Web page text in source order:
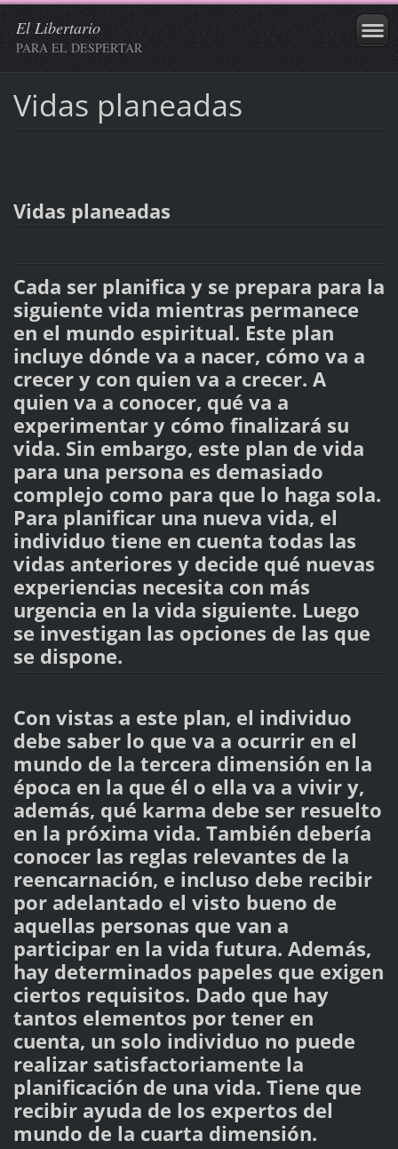
El Libertario
PARA EL DESPERTAR
Vidas planeadas
Vidas planeadas
Cada ser planifica y se prepara para la
siguiente vida mientras permanece
en el mundo espiritual. Este plan
incluye dónde va a nacer, cómo va a
crecer y con quien va a crecer. A
quien va a conocer, qué va a
experimentar y cómo finalizará su
vida. Sin embargo, este plan de vida
para una persona es demasiado
complejo como para que lo haga sola.
Para planificar una nueva vida, el
individuo tiene en cuenta todas las
vidas anteriores y decide qué nuevas
experiencias necesita con más
urgencia en la vida siguiente. Luego
se investigan las opciones de las que
se dispone.
Con vistas a este plan, el individuo
debe saber lo que va a ocurrir en el
mundo de la tercera dimensión en la
época en la que él o ella va a vivir y,
además, qué karma debe ser resuelto
en la próxima vida. También debería
conocer las reglas relevantes de la
reencarnación, e incluso debe recibir
por adelantado el visto bueno de
aquellas personas que van a
participar en la vida futura. Además,
hay determinados papeles que exigen
ciertos requisitos. Dado que hay
tantos elementos por tener en
cuenta, un solo individuo no puede
realizar satisfactoriamente la
planificación de una vida. Tiene que
recibir ayuda de los expertos del
mundo de la cuarta dimensión.